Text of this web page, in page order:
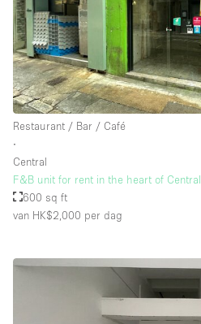
Restaurant / Bar / Café
∙
Central
F&B unit for rent in the heart of Central
600 sq ft
van HK$2,000 per dag